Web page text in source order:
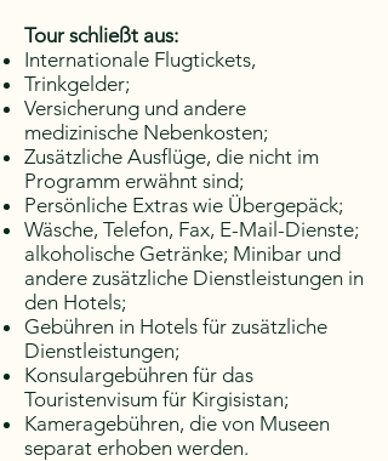
Tour schließt aus:
Internationale Flugtickets,
Trinkgelder;
Versicherung und andere
medizinische Nebenkosten;
Zusätzliche Ausflüge, die nicht im
Programm erwähnt sind;
Persönliche Extras wie Übergepäck;
Wäsche, Telefon, Fax, E-Mail-Dienste;
alkoholische Getränke; Minibar und
andere zusätzliche Dienstleistungen in
den Hotels;
Gebühren in Hotels für zusätzliche
Dienstleistungen;
Konsulargebühren für das
Touristenvisum für Kirgisistan;
Kameragebühren, die von Museen
separat erhoben werden.